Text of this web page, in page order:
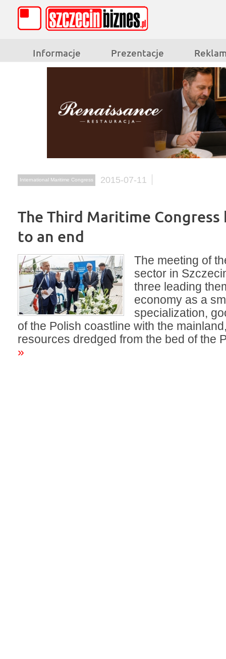
Informacje Prezentacje
International Maritime Congress 2015-07-11
The Third Maritime Congress
to an end
The meeting of
sector in
three leading
economy as a
specialization,
of the Polish coastline with the
resources dredged from the bed of the
»